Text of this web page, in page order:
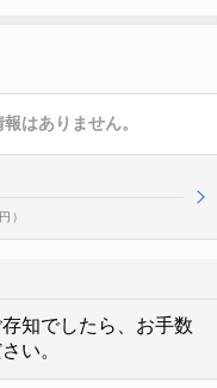
はありません。
）
知でしたら、お手数
い。